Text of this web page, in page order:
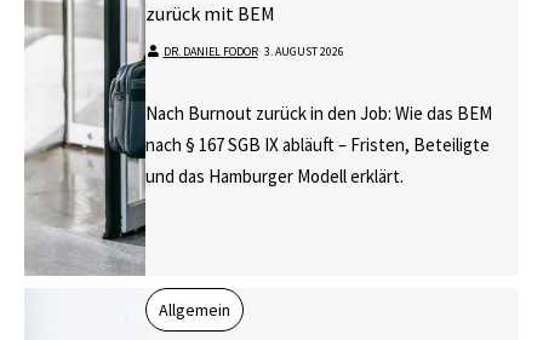
zurück mit BEM
DR. DANIEL FODOR⋅ 3. AUGUST 2026
Nach Burnout zurück in den Job: Wie das BEM
nach § 167 SGB IX abläuft – Fristen, Beteiligte
und das Hamburger Modell erklärt.
Allgemein